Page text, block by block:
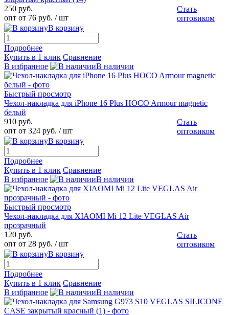
250 руб.
опт от 76 руб. / шт
Стать
оптовиком
В корзину
Подробнее
Купить в 1 клик Сравнение
В избранное
В наличии
Быстрый просмотр
Чехол-накладка для iPhone 16 Plus HOCO Armour magnetic
белый
910 руб.
опт от 324 руб. / шт
Стать
оптовиком
В корзину
Подробнее
Купить в 1 клик Сравнение
В избранное
В наличии
Быстрый просмотр
Чехол-накладка для XIAOMI Mi 12 Lite VEGLAS Air
прозрачный
120 руб.
опт от 28 руб. / шт
Стать
оптовиком
В корзину
Подробнее
Купить в 1 клик Сравнение
В избранное
В наличии